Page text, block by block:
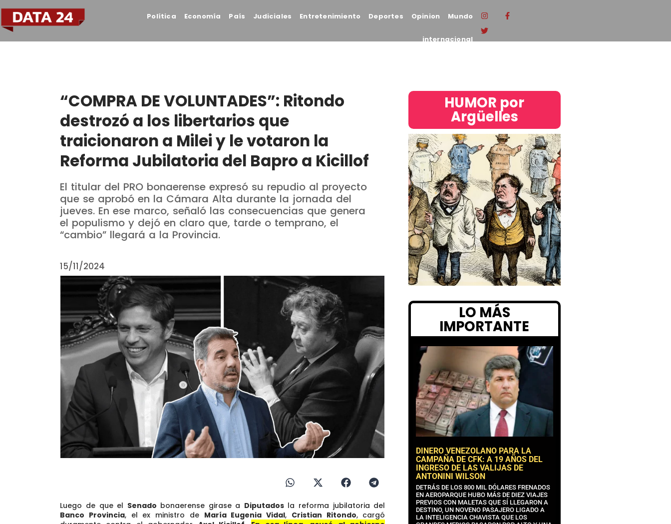
Política Economía País Judiciales Entretenimiento Deportes Opinion Mundo
internacional
“COMPRA DE VOLUNTADES”: Ritondo
destrozó a los libertarios que
traicionaron a Milei y le votaron la
Reforma Jubilatoria del Bapro a Kicillof
El titular del PRO bonaerense expresó su repudio al proyecto
que se aprobó en la Cámara Alta durante la jornada del
jueves. En ese marco, señaló las consecuencias que genera
el populismo y dejó en claro que, tarde o temprano, el
“cambio” llegará a la Provincia.
15/11/2024
Luego de que el Senado bonaerense girase a Diputados la reforma jubilatoria del
Banco Provincia, el ex ministro de María Eugenia Vidal, Cristian Ritondo, cargó
HUMOR por
Argüelles​
LO MÁS
IMPORTANTE
DINERO VENEZOLANO PARA LA
CAMPAÑA DE CFK: A 19 AÑOS DEL
INGRESO DE LAS VALIJAS DE
ANTONINI WILSON
DETRÁS DE LOS 800 MIL DÓLARES FRENADOS
EN AEROPARQUE HUBO MÁS DE DIEZ VIAJES
PREVIOS CON MALETAS QUE SÍ LLEGARON A
DESTINO, UN NOVENO PASAJERO LIGADO A
LA INTELIGENCIA CHAVISTA QUE LOS